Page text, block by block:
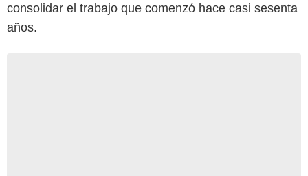
consolidar el trabajo que comenzó hace casi sesenta
años.